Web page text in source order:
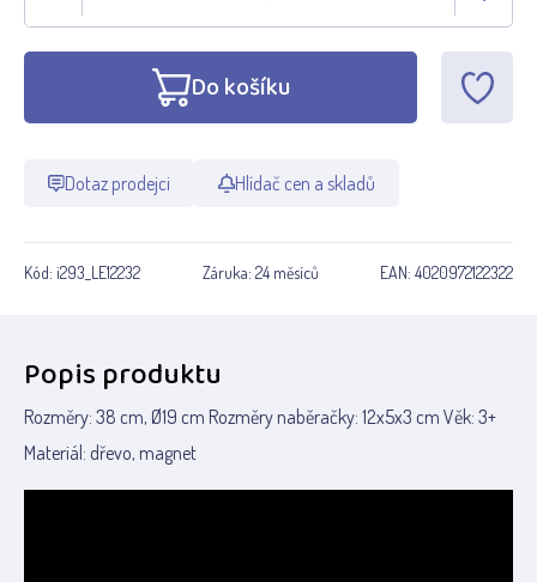
Do košíku
Dotaz prodejci Hlídač cen a skladů
Kód: i293_LE12232 Záruka: 24 měsíců EAN: 4020972122322
Popis produktu
Rozměry: 38 cm, Ø19 cm Rozměry naběračky: 12x5x3 cm Věk: 3+
Materiál: dřevo, magnet